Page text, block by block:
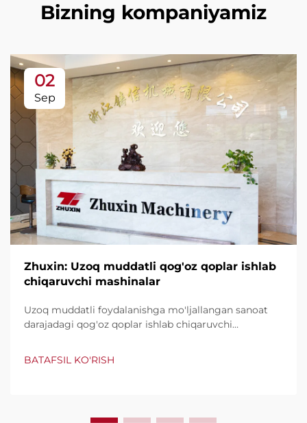
Bizning kompaniyamiz
02
Sep
Zhuxin: Uzoq muddatli qog'oz qoplar ishlab
chiqaruvchi mashinalar
Uzoq muddatli foydalanishga mo'ljallangan sanoat
darajadagi qog'oz qoplar ishlab chiqaruvchi
ishonchli, foydalanish qulayligi va minimal to'xtashlar
BATAFSIL KO'RISH